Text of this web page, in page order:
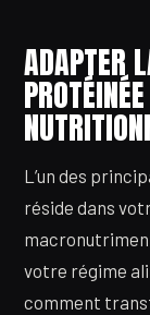
ADAPTER
L’un des
réside dans
votre régime
comment